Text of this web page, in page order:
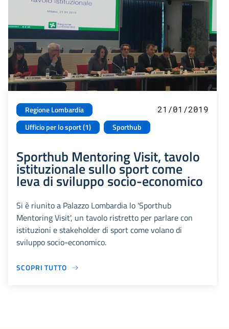
Regione Lombardia
Ufficio per lo sport (1)
Sporthub
21/01/2019
Sporthub Mentoring Visit, tavolo
istituzionale sullo sport come
leva di sviluppo socio-economico
Si è riunito a Palazzo Lombardia lo 'Sporthub
Mentoring Visit', un tavolo ristretto per parlare con
istituzioni e stakeholder di sport come volano di
sviluppo socio-economico.
SCOPRI TUTTO